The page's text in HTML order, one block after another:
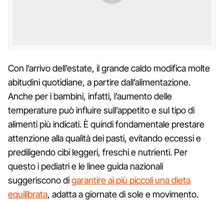
Con l’arrivo dell’estate, il grande caldo modifica molte
abitudini quotidiane, a partire dall’alimentazione.
Anche per i bambini, infatti, l’aumento delle
temperature può influire sull’appetito e sul tipo di
alimenti più indicati. È quindi fondamentale prestare
attenzione alla qualità dei pasti, evitando eccessi e
prediligendo cibi leggeri, freschi e nutrienti. Per
questo i pediatri e le linee guida nazionali
suggeriscono digarantire ai più piccoli una dieta
equilibrata, adatta a giornate di sole e movimento.